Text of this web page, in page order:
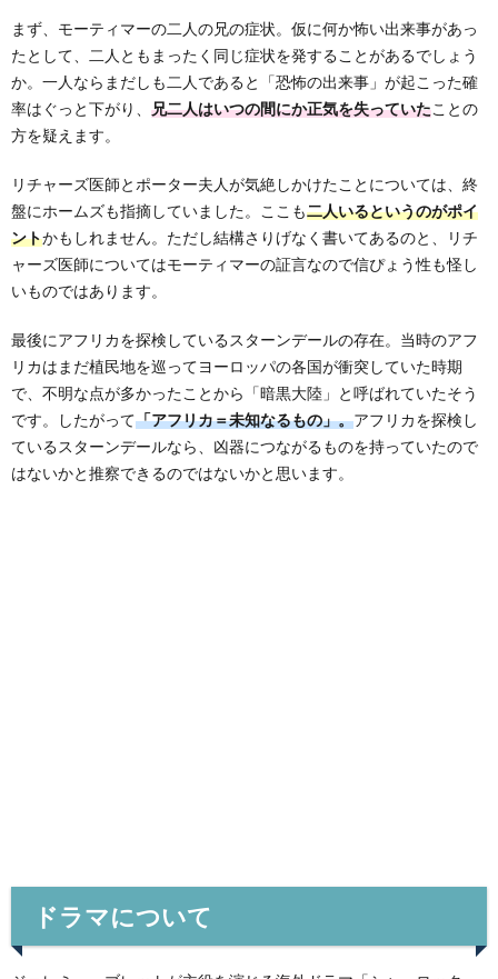
まず、モーティマーの二人の兄の症状。仮に何か怖い出来事があっ
たとして、二人ともまったく同じ症状を発することがあるでしょう
か。一人ならまだしも二人であると「恐怖の出来事」が起こった確
率はぐっと下がり、 兄二人はいつの間にか正気を失っていたことの
方を疑えます。
リチャーズ医師とポーター夫人が気絶しかけたことについては、終
盤にホームズも指摘していました。ここも二人いるというのがポイ
ントかもしれません。ただし結構さりげなく書いてあるのと、リチ
ャーズ医師についてはモーティマーの証言なので信ぴょう性も怪し
いものではあります。
最後にアフリカを探検しているスターンデールの存在。当時のアフ
リカはまだ植民地を巡ってヨーロッパの各国が衝突していた時期
で、不明な点が多かったことから「暗黒大陸」と呼ばれていたそう
です。したがって「アフリカ＝未知なるもの」。アフリカを探検し
ているスターンデールなら、凶器につながるものを持っていたので
はないかと推察できるのではないかと思います。
ドラマについて